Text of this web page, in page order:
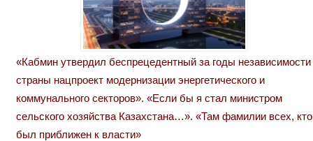
«Кабмин утвердил беспрецедентный за годы независимости
страны нацпроект модернизации энергетического и
коммунального секторов». «Если бы я стал министром
сельского хозяйства Казахстана…». «Там фамилии всех, кто
был приближен к власти»